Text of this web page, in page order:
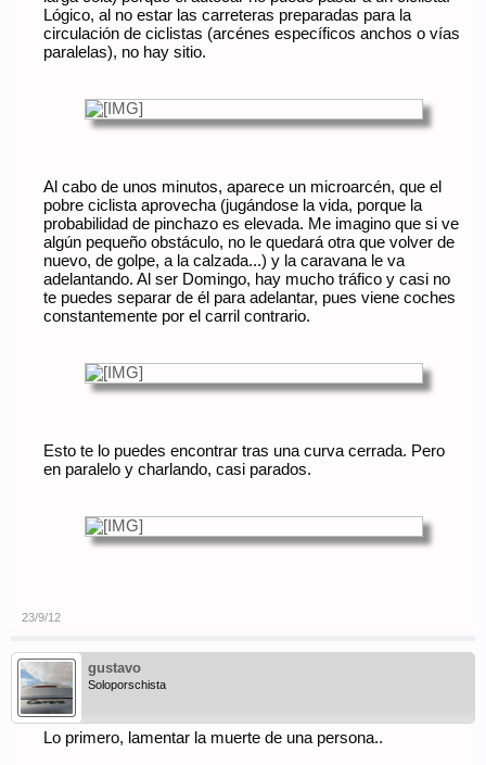
Lógico, al no estar las carreteras preparadas para la
circulación de ciclistas (arcénes específicos anchos o vías
paralelas), no hay sitio.
Al cabo de unos minutos, aparece un microarcén, que el
pobre ciclista aprovecha (jugándose la vida, porque la
probabilidad de pinchazo es elevada. Me imagino que si ve
algún pequeño obstáculo, no le quedará otra que volver de
nuevo, de golpe, a la calzada...) y la caravana le va
adelantando. Al ser Domingo, hay mucho tráfico y casi no
te puedes separar de él para adelantar, pues viene coches
constantemente por el carril contrario.
Esto te lo puedes encontrar tras una curva cerrada. Pero
en paralelo y charlando, casi parados.
23/9/12
gustavo
Soloporschista
Lo primero, lamentar la muerte de una persona..